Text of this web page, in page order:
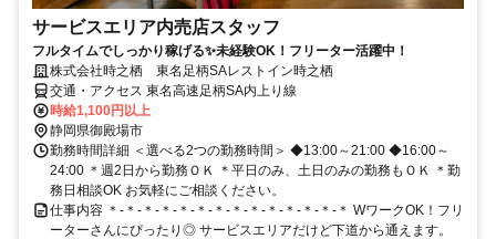
サービスエリア内売店スタッフ
フルタイムでしっかり稼げる✨未経験OK！フリーター活躍中！
株式会社時之栖 東名足柄SAレストイン時之栖
交通・アクセス 東名高速足柄SA内上り線
時給1,100円以上
静岡県御殿場市
勤務時間詳細 ＜選べる2つの勤務時間＞ ◆13:00～21:00 ◆16:00～
24:00 ＊週2日から勤務ＯＫ ＊平日のみ、土日のみの勤務もＯＫ ＊勤
務日相談OK お気軽にご相談ください。
仕事内容 ＊-＊-＊-＊-＊-＊-＊-＊-＊-＊-＊-＊-＊-＊ WワークOK！フリ
ーターさんにぴったり◎ サービスエリアだけど下道から通えます。